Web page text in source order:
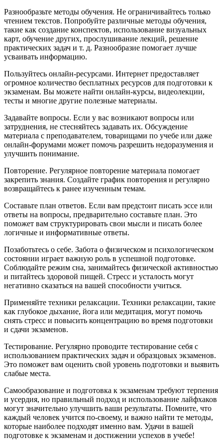
Разнообразьте методы обучения. Не ограничивайтесь только
чтением текстов. Попробуйте различные методы обучения,
такие как создание конспектов, использование визуальных
карт, обучение других, прослушивание лекций, решение
практических задач и т. д. Разнообразие помогает лучше
усваивать информацию.
Пользуйтесь онлайн-ресурсами. Интернет предоставляет
огромное количество бесплатных ресурсов для подготовки к
экзаменам. Вы можете найти онлайн-курсы, видеолекции,
тесты и многие другие полезные материалы.
Задавайте вопросы. Если у вас возникают вопросы или
затруднения, не стесняйтесь задавать их. Обсуждение
материала с преподавателем, товарищами по учебе или даже
онлайн-форумами может помочь разрешить недоразумения и
улучшить понимание.
Повторение. Регулярное повторение материала помогает
закрепить знания. Создайте график повторения и регулярно
возвращайтесь к ранее изученным темам.
Составьте план ответов. Если вам предстоит писать эссе или
ответы на вопросы, предварительно составьте план. Это
поможет вам структурировать свои мысли и писать более
логичные и информативные ответы.
Позаботьтесь о себе. Забота о физическом и психологическом
состоянии играет важную роль в успешной подготовке.
Соблюдайте режим сна, занимайтесь физической активностью
и питайтесь здоровой пищей. Стресс и усталость могут
негативно сказаться на вашей способности учиться.
Применяйте техники релаксации. Техники релаксации, такие
как глубокое дыхание, йога или медитация, могут помочь
снять стресс и повысить концентрацию во время подготовки
и сдачи экзаменов.
Тестирование. Регулярно проводите тестирование себя с
использованием практических задач и образцовых экзаменов.
Это поможет вам оценить свой уровень подготовки и выявить
слабые места.
Самообразование и подготовка к экзаменам требуют терпения
и усердия, но правильный подход и использование лайфхаков
могут значительно улучшить ваши результаты. Помните, что
каждый человек учится по-своему, и важно найти те методы,
которые наиболее подходят именно вам. Удачи в вашей
подготовке к экзаменам и достижении успехов в учебе!